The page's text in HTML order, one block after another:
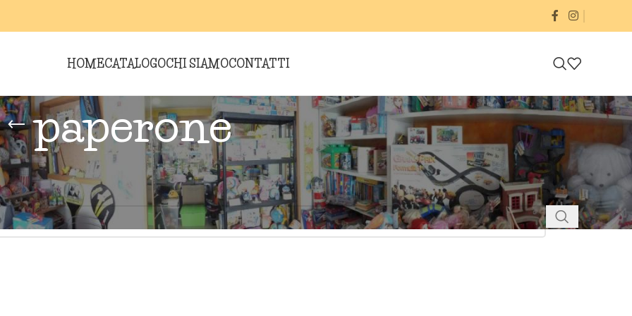
HOMECATALOGOCHI SIAMOCONTATTI
paperone
prodotto che corrisponde alla tua selezione.